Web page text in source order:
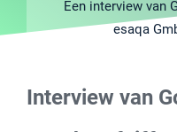
Een interview van
esaqa
Interview van